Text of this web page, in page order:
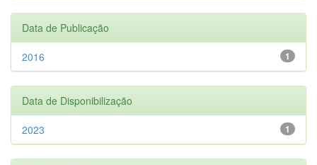
Data de Publicação
1
2016
Data de Disponibilização
1
2023